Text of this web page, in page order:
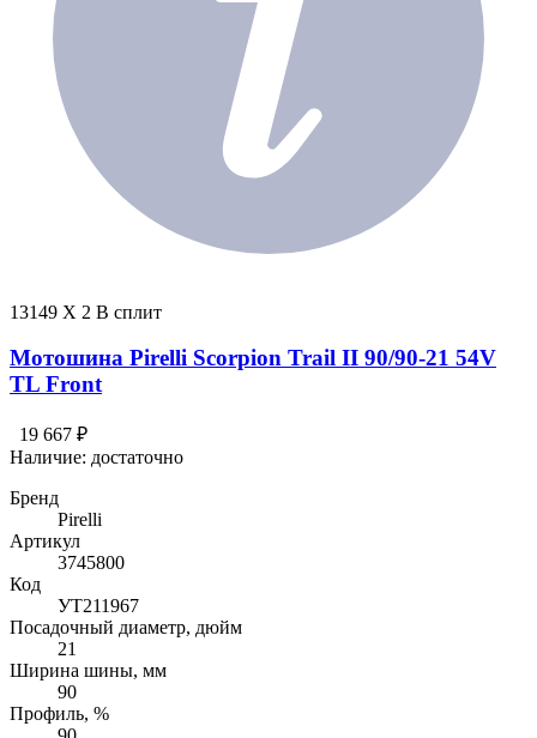
13149 X 2 В сплит
Мотошина Pirelli Scorpion Trail II 90/90-21 54V
TL Front
19 667 ₽
Наличие: достаточно
Бренд
Pirelli
Артикул
3745800
Код
УТ211967
Посадочный диаметр, дюйм
21
Ширина шины, мм
90
Профиль, %